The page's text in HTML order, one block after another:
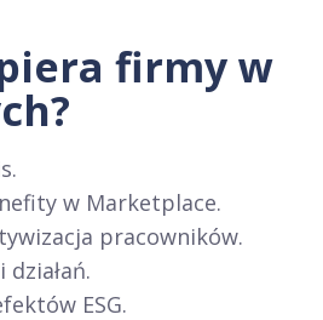
firmy w
w Marketplace.
pracowników.
ESG.